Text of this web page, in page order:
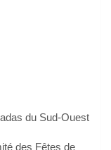
du Sud-Ouest
des Fêtes de